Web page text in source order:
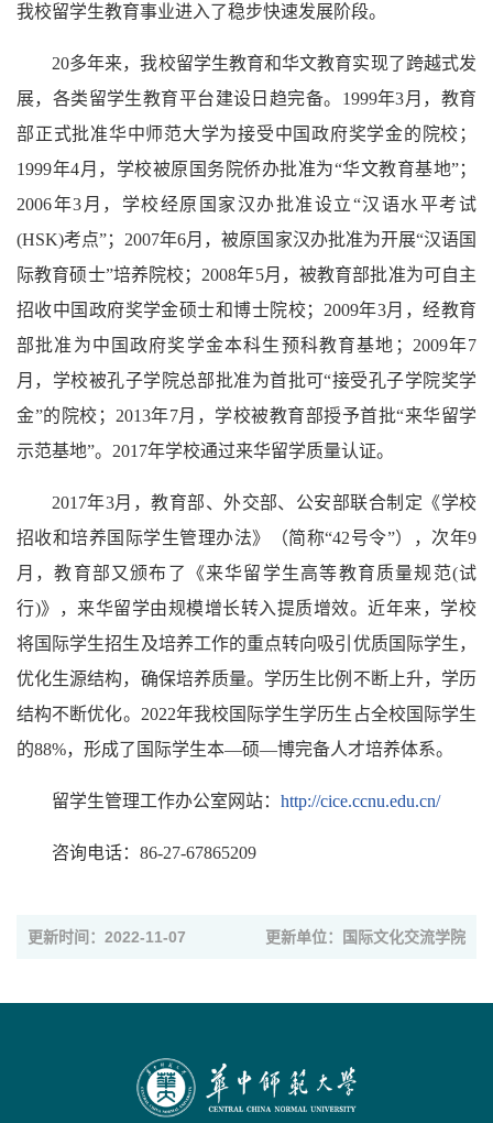
我校留学生教育事业进入了稳步快速发展阶段。
20多年来，我校留学生教育和华文教育实现了跨越式发
展，各类留学生教育平台建设日趋完备。1999年3月，教育
部正式批准华中师范大学为接受中国政府奖学金的院校；
1999年4月，学校被原国务院侨办批准为“华文教育基地”；
2006年3月，学校经原国家汉办批准设立“汉语水平考试
(HSK)考点”；2007年6月，被原国家汉办批准为开展“汉语国
际教育硕士”培养院校；2008年5月，被教育部批准为可自主
招收中国政府奖学金硕士和博士院校；2009年3月，经教育
部批准为中国政府奖学金本科生预科教育基地；2009年7
月，学校被孔子学院总部批准为首批可“接受孔子学院奖学
金”的院校；2013年7月，学校被教育部授予首批“来华留学
示范基地”。2017年学校通过来华留学质量认证。
2017年3月，教育部、外交部、公安部联合制定《学校
招收和培养国际学生管理办法》（简称“42号令”），次年9
月，教育部又颁布了《来华留学生高等教育质量规范(试
行)》，来华留学由规模增长转入提质增效。近年来，学校
将国际学生招生及培养工作的重点转向吸引优质国际学生，
优化生源结构，确保培养质量。学历生比例不断上升，学历
结构不断优化。2022年我校国际学生学历生占全校国际学生
的88%，形成了国际学生本—硕—博完备人才培养体系。
留学生管理工作办公室网站： http://cice.ccnu.edu.cn/
咨询电话：86-27-67865209
更新时间：2022-11-07 更新单位：国际文化交流学院